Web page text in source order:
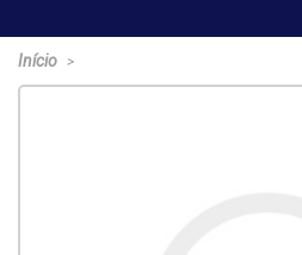
Início >